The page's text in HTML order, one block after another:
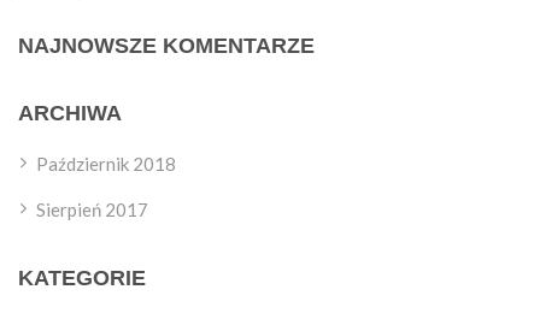
NAJNOWSZE KOMENTARZE
ARCHIWA
Październik 2018
Sierpień 2017
KATEGORIE